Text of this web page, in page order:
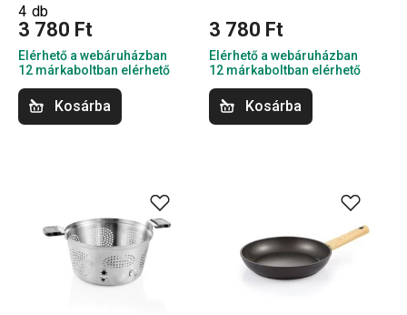
4 db
3 780 Ft
Elérhető a webáruházban
12 márkaboltban elérhető
Kosárba
3 780 Ft
Elérhető a webáruházban
12 márkaboltban elérhető
Kosárba